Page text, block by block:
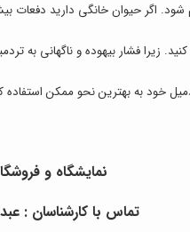
شود. اگر حیوان خانگی دارید
زیرا فشار بیهوده و ناگهانی به
خود به بهترین نحو ممکن
نمایشگاه و فروشگاه : 02166006000 - 02166005000 -
تماس با کارشناسان :